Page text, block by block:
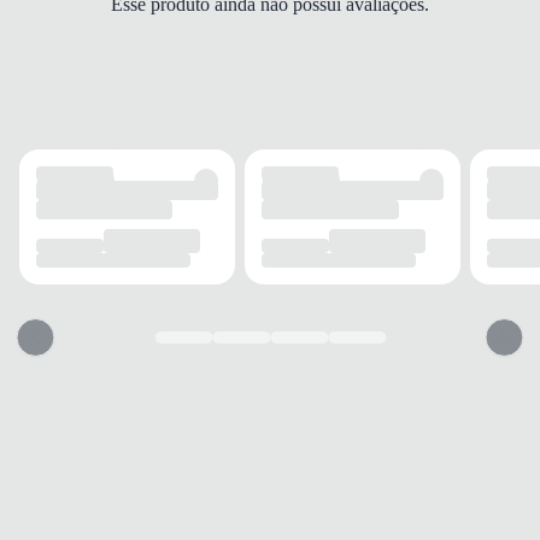
SOLADO
PVC/EVA
ADERÊNCIA
Média
Palmilha macia
FECHAMENTO
Esse produto ainda não possui avaliações.